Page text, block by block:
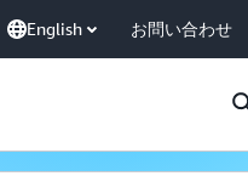
English お問い合わせ